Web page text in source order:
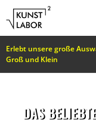
Erlebt unsere große
Groß und Klein
DAS